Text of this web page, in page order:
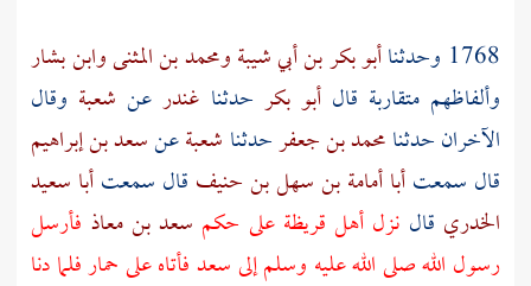
1768 وحدثنا
أبو بكر بن أبي شيبةومحمد بن المثنىوابن بشار
وألفاظهم متقاربة قالأبو بكر حدثنا غندر عن شعبة وقال
الآخران حدثنامحمد بن جعفرحدثنا شعبةعنسعد بن إبراهيم
قال سمعتأبا أمامة بن سهل بن حنيف قال سمعتأبا سعيد
الخدري قال نزل أهل قريظةعلى حكم سعد بن معاذ فأرسل
رسول الله صلى الله عليه وسلم إلىسعدفأتاه على حمار فلما دنا